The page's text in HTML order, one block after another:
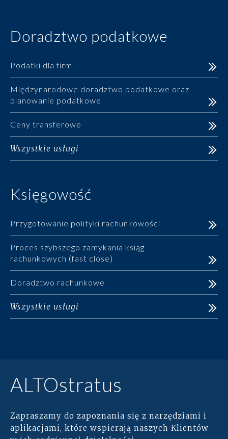
Doradztwo podatkowe
Podatki dla firm
Międzynarodowe doradztwo podatkowe oraz
planowanie podatkowe
Ceny transferowe
Wszystkie usługi
Księgowość
Przygotowanie polityki rachunkowości
Proces szybszego zamykania ksiąg
rachunkowych (fast close)
Doradztwo rachunkowe
Wszystkie usługi
ALTOstratus
Zapraszamy do zapoznania się z narzędziami i
aplikacjami, które wspierają naszych Klientów